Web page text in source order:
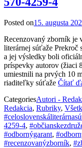
Posted on15. augusta
Recenzovaný zborník je
literárnej súťaže Prekroč
a jej výsledky boli
príspevky autorov (žiaci
umiestnili na prvých 10
riaditeľky súťaže Čítať
CategoriesAutori -
Redakcia, Rubriky,
4259-4,
#odbornýgarant,
#recenzovanýzborník,